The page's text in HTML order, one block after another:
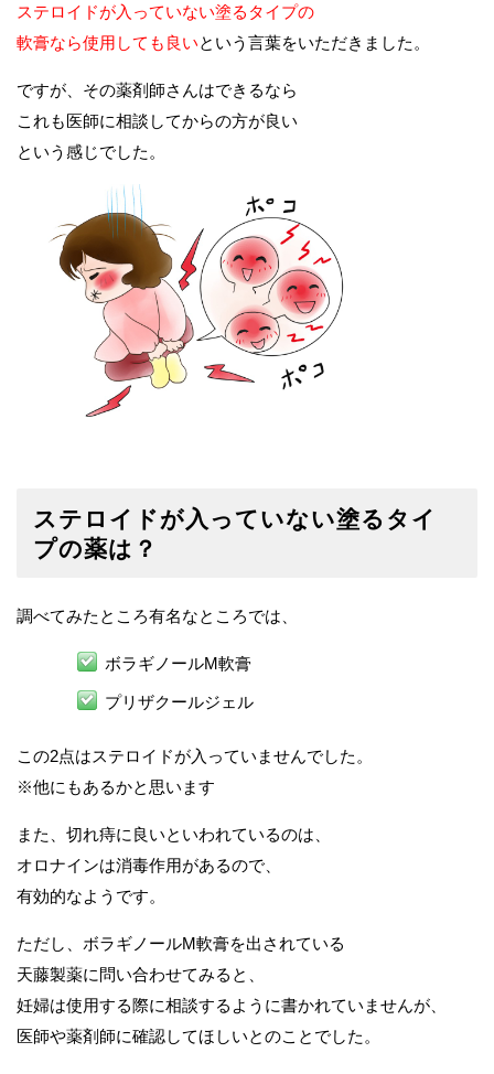
ステロイドが入っていない塗るタイプの
軟膏なら使用しても良いという言葉をいただきました。
ですが、その薬剤師さんはできるなら
これも医師に相談してからの方が良い
という感じでした。
ステロイドが入っていない塗るタイ
プの薬は？
調べてみたところ有名なところでは、
ボラギノールM軟膏
プリザクールジェル
この2点はステロイドが入っていませんでした。
※他にもあるかと思います
また、切れ痔に良いといわれているのは、
オロナインは消毒作用があるので、
有効的なようです。
ただし、ボラギノールM軟膏を出されている
天藤製薬に問い合わせてみると、
妊婦は使用する際に相談するように書かれていませんが、
医師や薬剤師に確認してほしいとのことでした。